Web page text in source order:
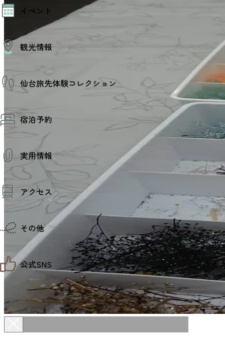
AIおまかせコース
オリジナルプラン
みんなの旅行記
イベント
イベント情報
その他イベント情報（音楽・展示会）
コンベンション情報
観光情報
観光スポット
温泉
美味いもの
プロスポーツチーム・プロオーケストラ
仙台の銘品
仙台夜時間
仙台観光マップ
仙台旅先体験コレクション
仙台旅先体験コレクション
体験プログラム検索（予約）
体験事業者からのお知らせ
体験トピックス
体験事業者
宿泊予約
実用情報
観光案内
お役立ち情報
観光アプリ
仙台観光マップ
アクセス
仙台までの経路検索
市内の交通情報
お得なチケット
その他
お知らせ
お問い合わせ
教育旅行
観光マップ
せんだい旅日和とは
サイト利用規約
プライバシーポリシー
公式SNS
せんだい旅日和 X
せんだい旅日和 Instagram
せんだい旅日和 Facebook
仙台旅先体験コレクション Instagaram